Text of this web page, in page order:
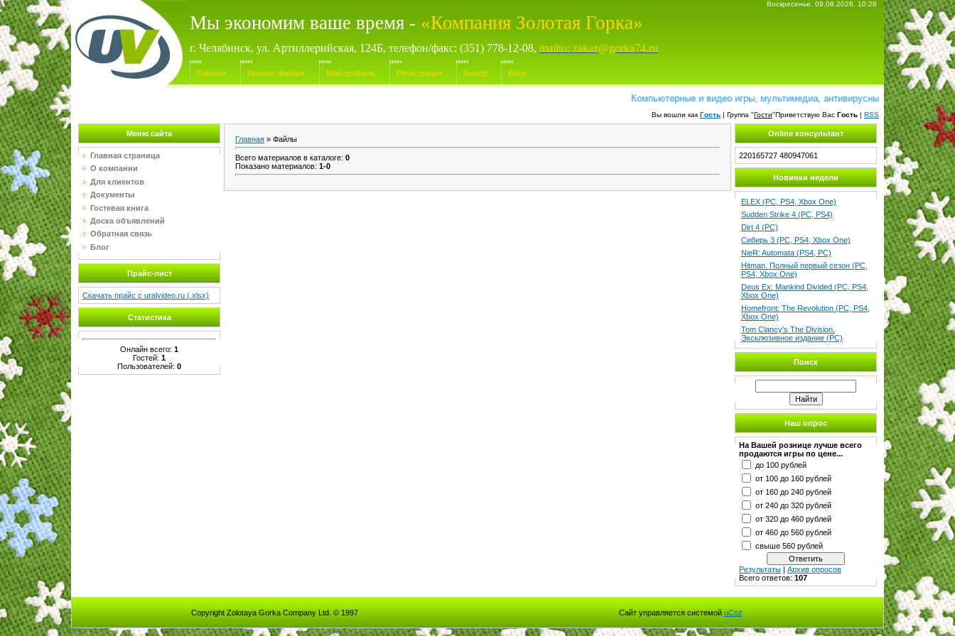
Воскресенье, 09.08.2026, 10:28
Мы экономим ваше время - «Компания Золотая Горка»
г. Челябинск, ул. Артиллерийская, 124Б, телефон/факс: (351) 778-12-08, mailto: zakaz@gorka74.ru
Главная Каталог файлов Мой профиль Регистрация Выход Вход
Компьютерные и видео игры, мультимедиа, антивирусные программы,
Вы вошли как Гость | Группа "Гости"Приветствую Вас Гость | RSS
Меню сайта
Главная страница
О компании
Для клиентов
Документы
Гостевая книга
Доска объявлений
Обратная связь
Блог
Прайс-лист
Скачать прайс с uralvideo.ru (.xlsx)
Статистика
Онлайн всего: 1
Гостей: 1
Пользователей: 0
Главная » Файлы
Всего материалов в каталоге: 0
Показано материалов: 1-0
Online консультант
220165727 480947061
Новинки недели
ELEX (PC, PS4, Xbox One)
Sudden Strike 4 (PC, PS4)
Dirt 4 (PC)
Сибирь 3 (PC, PS4, Xbox One)
NieR: Automata (PS4, PC)
Hitman. Полный первый сезон (PC,
PS4, Xbox One)
Deus Ex: Mankind Divided (PC, PS4,
Xbox One)
Homefront: The Revolution (PC, PS4,
Xbox One)
Tom Clancy's The Division.
Эксклюзивное издание (PC)
Поиск
Наш опрос
На Вашей рознице лучше всего
продаются игры по цене...
до 100 рублей
от 100 до 160 рублей
от 160 до 240 рублей
от 240 до 320 рублей
от 320 до 460 рублей
от 460 до 560 рублей
свыше 560 рублей
Результаты | Архив опросов
Всего ответов: 107
Copyright Zolotaya Gorka Company Ltd. © 1997 Сайт управляется системой uCoz